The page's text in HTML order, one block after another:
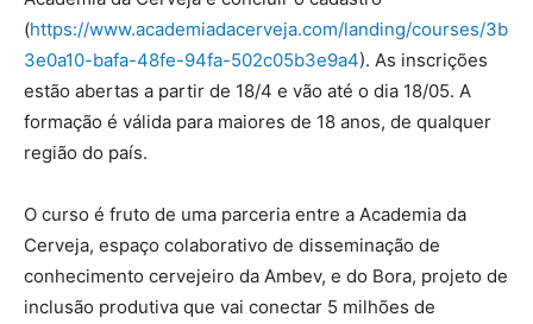
(https://www.academiadacerveja.com/landing/courses/3b
3e0a10-bafa-48fe-94fa-502c05b3e9a4). As inscrições
estão abertas a partir de 18/4 e vão até o dia 18/05. A
formação é válida para maiores de 18 anos, de qualquer
região do país.
O curso é fruto de uma parceria entre a Academia da
Cerveja, espaço colaborativo de disseminação de
conhecimento cervejeiro da Ambev, e do Bora, projeto de
inclusão produtiva que vai conectar 5 milhões de